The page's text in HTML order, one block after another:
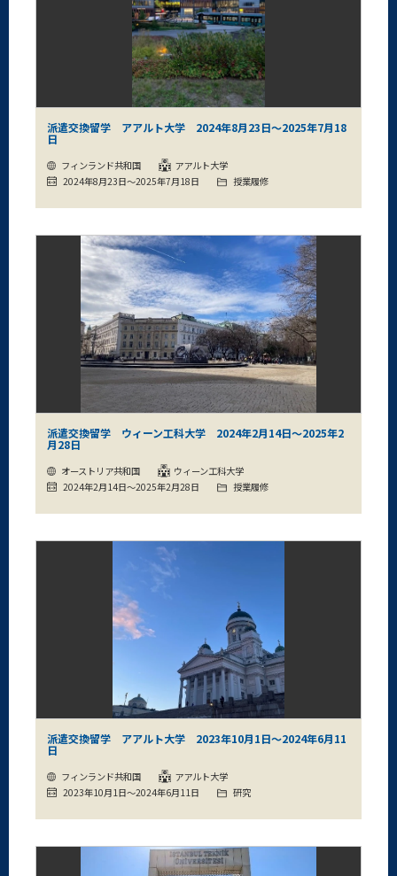
派遣交換留学 アアルト大学 2024年8月23日～2025年7月18
日
フィンランド共和国
アアルト大学
2024年8月23日～2025年7月18日
授業履修
派遣交換留学 ウィーン工科大学 2024年2月14日～2025年2
月28日
オーストリア共和国
ウィーン工科大学
2024年2月14日～2025年2月28日
授業履修
派遣交換留学 アアルト大学 2023年10月1日～2024年6月11
日
フィンランド共和国
アアルト大学
2023年10月1日～2024年6月11日
研究